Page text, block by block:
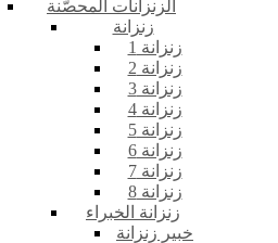
الزنزانات المحصّنة
زنزانة
زنزانة 1
زنزانة 2
زنزانة 3
زنزانة 4
زنزانة 5
زنزانة 6
زنزانة 7
زنزانة 8
زنزانة الخبراء
خبير زنزانة